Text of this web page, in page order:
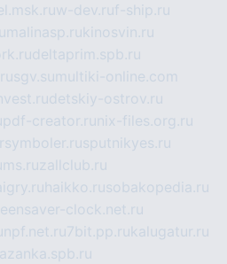
w-dev.ruf-ship.ru
malinasp.rukinosvin.ru
deltaprim.spb.ru
sgv.su multiki-online.com
detskiy-ostrov.ru
pdf-creator.ru nix-files.org.ru
sputnikyes.ru
zallclub.ru
haikko.rusobakopedia.ru
clock.net.ru
npf.net.ru7bit.pp.rukalugatur.ru